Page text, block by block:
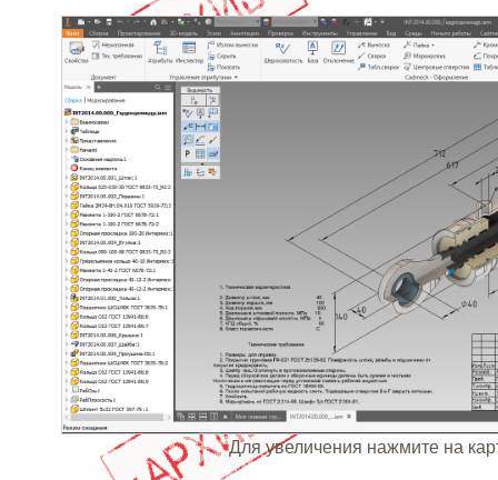
Для увеличения нажмите на